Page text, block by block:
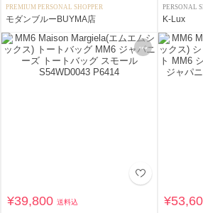
PREMIUM PERSONAL SHOPPER
モダンブルーBUYMA店
PERSONAL
K-Lux
¥39,800送料込